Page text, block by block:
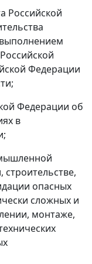
Российской
Федерации
Федерации об
в
опасных
сложных и
монтаже,